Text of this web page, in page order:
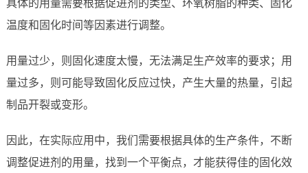
具体的用量需要根据促进剂的类型、环氧树脂的种类、固化
温度和固化时间等因素进行调整。
用量过少，则固化速度太慢，无法满足生产效率的要求；用
量过多，则可能导致固化反应过快，产生大量的热量，引起
制品开裂或变形。
因此，在实际应用中，我们需要根据具体的生产条件，不断
调整促进剂的用量，找到一个平衡点，才能获得佳的固化效